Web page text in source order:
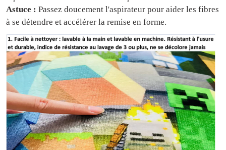
Astuce : Passez doucement l'aspirateur pour aider les fibres
à se détendre et accélérer la remise en forme.